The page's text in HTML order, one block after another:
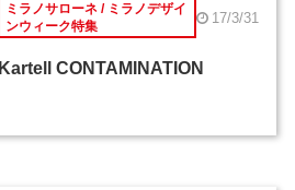
ミラノサローネ / ミラノデザイ
ンウィーク特集
17/3/31
Kartell CONTAMINATION